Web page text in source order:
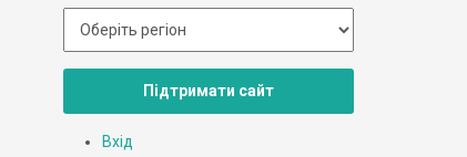
Підтримати сайт
Вхід